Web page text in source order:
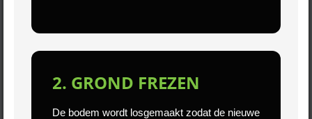
2. GROND FREZEN
De bodem wordt losgemaakt zodat de nieuwe